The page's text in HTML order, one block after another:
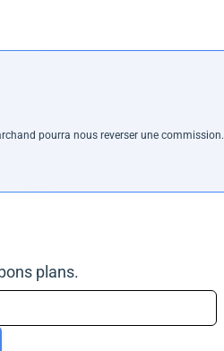
pourra nous reverser une commission.
plans.